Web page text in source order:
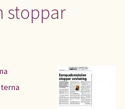
stoppar